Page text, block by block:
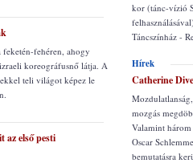
fehéren, ahogy
koreográfusnő látja. A
teli világot képez le
az első pesti
kor (tánc-vízió
Táncszínház -
Hírek
Catherine
mozgás
Valamint
Oscar
bemutatásra